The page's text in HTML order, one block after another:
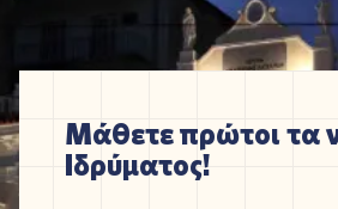
Μάθετε πρώτοι τα
Ιδρύματος!